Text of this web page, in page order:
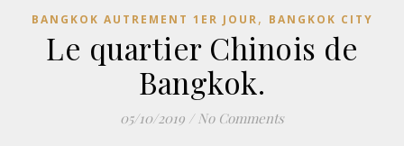
BANGKOK AUTREMENT 1ER JOUR, BANGKOK CITY
Le quartier Chinois de
Bangkok.
05/10/2019 / No Comments